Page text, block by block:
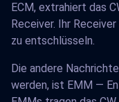
ECM, extrahiert das
Receiver. Ihr
zu entschlüsseln.
Die andere
werden, ist EMM —